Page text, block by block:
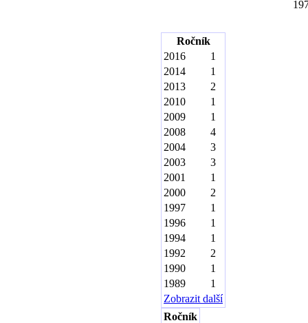
Ročník
2016
1
2014
1
2013
2
2010
1
2009
1
2008
4
2004
3
2003
3
2001
1
2000
2
1997
1
1996
1
1994
1
1992
2
1990
1
1989
1
Zobrazit další
Ročník